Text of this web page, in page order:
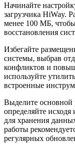
Начинайте
загрузчика HiWay.
менее 100 МБ,
восстановления
Избегайте
системы, выбрав
конфликтов и
используйте
встроенные
Выделите основной
определяйте
для хранения
работы
регулярных